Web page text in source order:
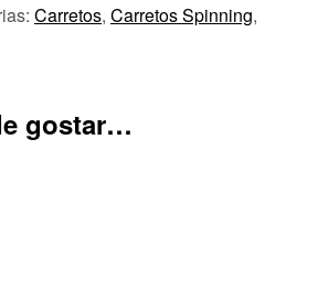
Carretos, Carretos Spinning,
gostar…